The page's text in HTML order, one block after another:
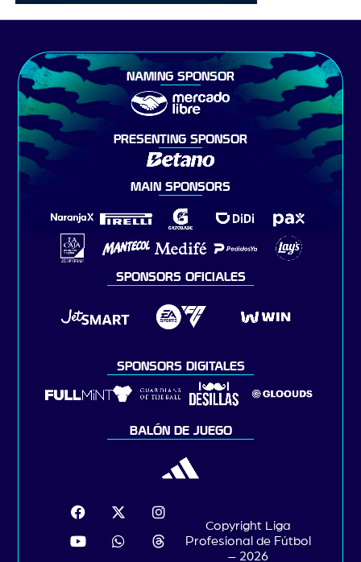
NAMING SPONSOR
PRESENTING SPONSOR
MAIN SPONSORS
SPONSORS OFICIALES
SPONSORS DIGITALES
BALÓN DE JUEGO
Copyright Liga
Profesional de Fútbol
– 2026